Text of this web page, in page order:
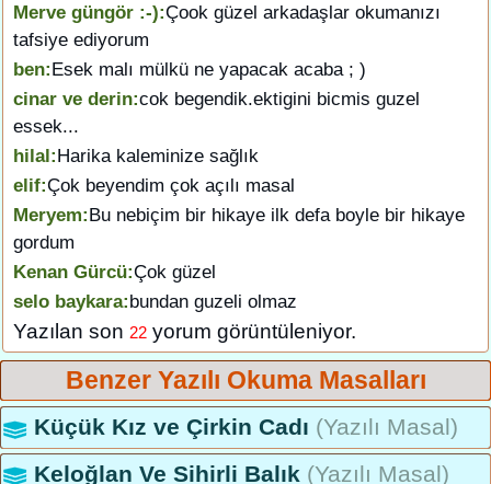
Merve güngör :-):Çook güzel arkadaşlar okumanızı
tafsiye ediyorum
ben:Esek malı mülkü ne yapacak acaba ; )
cinar ve derin:cok begendik.ektigini bicmis guzel
essek...
hilal:Harika kaleminize sağlık
elif:Çok beyendim çok açılı masal
Meryem:Bu nebiçim bir hikaye ilk defa boyle bir hikaye
gordum
Kenan Gürcü:Çok güzel
selo baykara:bundan guzeli olmaz
Yazılan son 22 yorum görüntüleniyor.
Benzer Yazılı Okuma Masalları
Küçük Kız ve Çirkin Cadı (Yazılı Masal)
Keloğlan Ve Sihirli Balık (Yazılı Masal)